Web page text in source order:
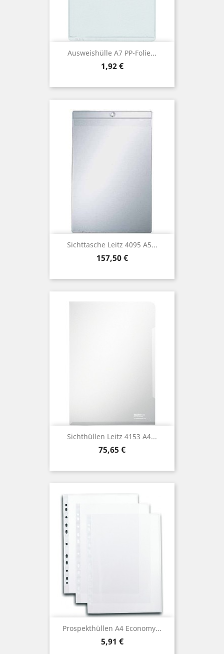
Ausweishülle A7 PP-Folie...
Preis
1,92 €
Sichttasche Leitz 4095 A5...
Preis
157,50 €
Sichthüllen Leitz 4153 A4...
Preis
75,65 €
Prospekthüllen A4 Economy...
Preis
5,91 €